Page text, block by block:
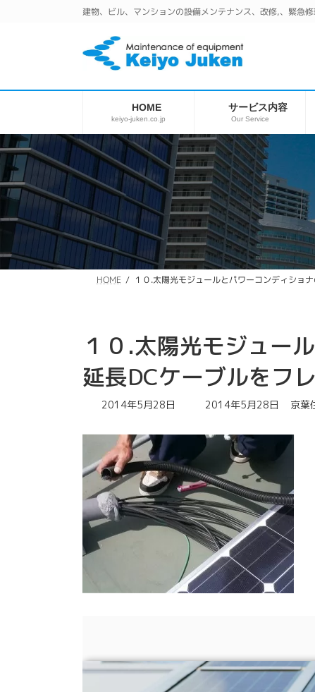
へ
ッ
プ
ョ
移
動
建物、ビル、マンションの設備メンテナンス、改修,、緊急
HOME
keiyo-juken.co.jp
サービス内容
Our Service
HOME １０.太陽光モジュールとパワーコンディショ
１０.太陽光モジュー
延長DCケーブルをフ
2014年5月28日
最
更
新
時
:
2014年5月28日 京葉